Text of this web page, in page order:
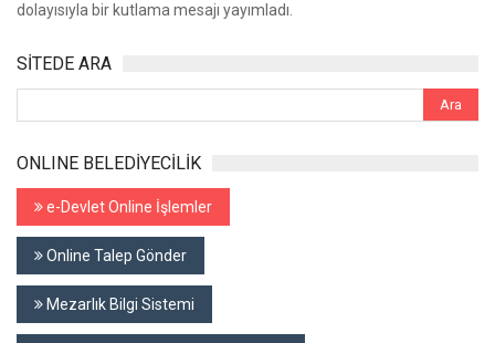
dolayısıyla bir kutlama mesajı yayımladı.
SİTEDE ARA
ONLINE BELEDİYECİLİK
e-Devlet Online İşlemler
Online Talep Gönder
Mezarlık Bilgi Sistemi